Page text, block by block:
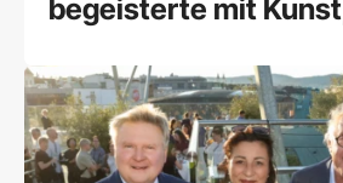
begeisterte mit